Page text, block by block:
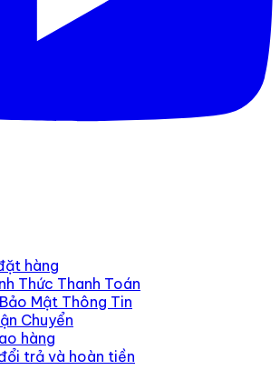
hàng
Thức Thanh Toán
Mật Thông Tin
Chuyển
hàng
trả và hoàn tiền